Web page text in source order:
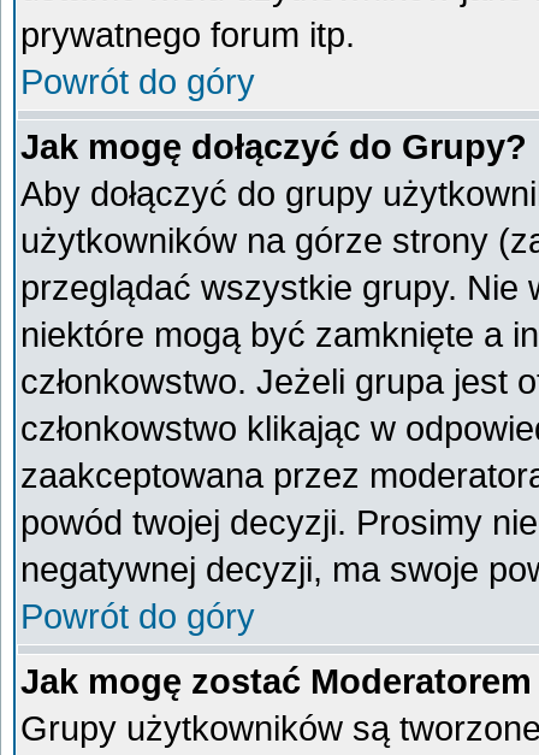
prywatnego forum itp.
Powrót do góry
Jak mogę dołączyć do Grupy?
Aby dołączyć do grupy
użytkowników na górze strony
przeglądać wszystkie grupy.
niektóre mogą być zamknięte a
członkowstwo. Jeżeli grupa jest
członkowstwo klikając w
zaakceptowana przez
powód twojej decyzji. Prosimy
negatywnej decyzji, ma swoje
Powrót do góry
Jak mogę zostać
Grupy użytkowników są